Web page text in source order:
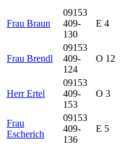
Frau Braun
09153
409-
130
E 4
Frau Brendl
09153
409-
124
O 12
Herr Ertel
09153
409-
153
O 3
Frau
Escherich
09153
409-
136
E 5